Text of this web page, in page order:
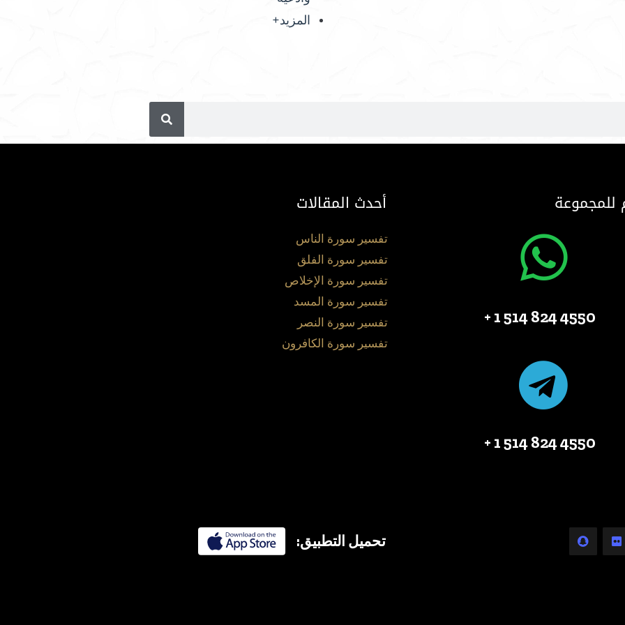
المزيد+
للمجموعة
4550 824 514 1 +
4550 824 514 1 +
أحدث المقالات
تفسير سورة الناس
تفسير سورة الفلق
تفسير سورة الإخلاص
تفسير سورة المسد
تفسير سورة النصر
تفسير سورة الكافرون
تحميل التطبيق: